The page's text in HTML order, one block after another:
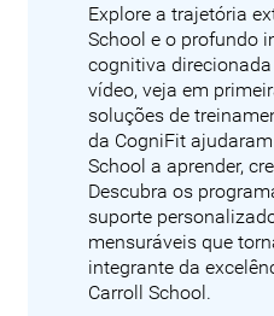
Explore a trajetória
School e o profundo
cognitiva
vídeo, veja em
soluções de
da CogniFit
School a aprender,
Descubra os
suporte
mensuráveis que
integrante da
Carroll School.